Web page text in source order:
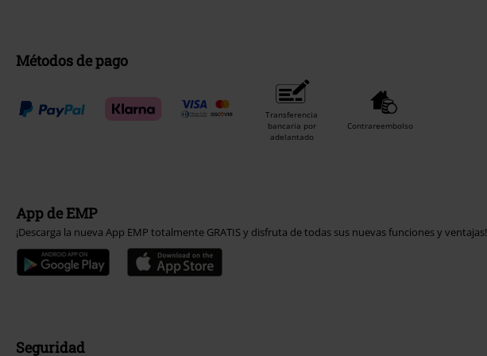
Métodos de pago
Transferencia
bancaria por
adelantado
Contrareembolso
App de EMP
¡Descarga la nueva App EMP totalmente GRATIS y disfruta de todas sus nuevas funciones y ventajas!
Seguridad